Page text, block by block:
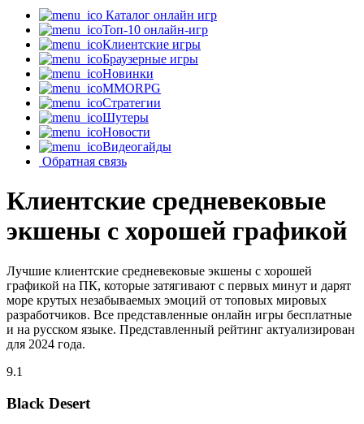
Каталог онлайн игр
Топ-10 онлайн-игр
Клиентские игры
Браузерные игры
Новинки
MMORPG
Стратегии
Шутеры
Новости
Видеогайды
Обратная связь
Клиентские средневековые
экшены с хорошей графикой
Лучшие клиентские средневековые экшены с хорошей
графикой на ПК, которые затягивают с первых минут и дарят
море крутых незабываемых эмоций от топовых мировых
разработчиков. Все представленные онлайн игры бесплатные
и на русском языке. Представленный рейтинг актуализирован
для 2024 года.
9.1
Black Desert